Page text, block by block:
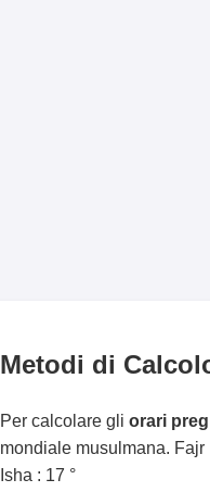
Metodi di
Per calcolare gli orari
mondiale musulmana. Fajr
Isha : 17 °